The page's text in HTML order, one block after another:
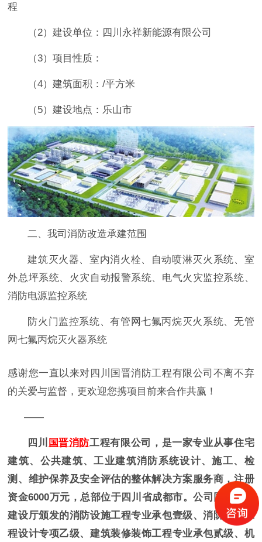
程
（2）建设单位：四川永祥新能源有限公司
（3）项目性质：
（4）建筑面积：/平方米
（5）建设地点：乐山市
二、我司消防改造承建范围
建筑灭火器、室内消火栓、自动喷淋灭火系统、室
外总坪系统、 火灾自动报警系统、电气火灾监控系统、
消防电源监控系统
防火门监控系统、有管网七氟丙烷灭火系统、无管
网七氟丙烷灭火器系统
感谢您一直以来对四川国晋消防工程有限公司不离不弃
的关爱与监督，更欢迎您携项目前来合作共赢！
——
四川 国晋消防工程有限公司，是一家专业从事住宅
建筑、公共建筑、工业建筑消防系统设计、施工、检
测、维护保养及安全评估的整体解决方案服务商，注册
资金6000万元，总部位于四川省成都市。公司同时具备
建设厅颁发的消防设施工程专业承包壹级、消防设施工
程设计专项乙级、建筑装修装饰工程专业承包贰级、机